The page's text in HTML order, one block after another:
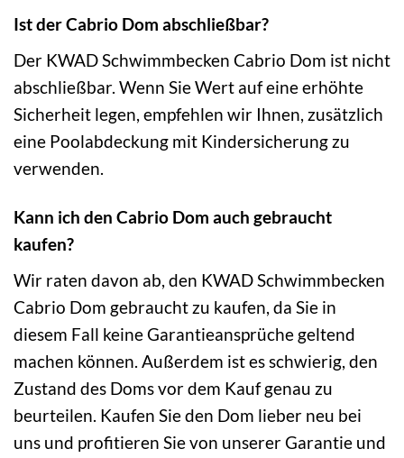
Ist der Cabrio Dom abschließbar?
Der KWAD Schwimmbecken Cabrio Dom ist nicht
abschließbar. Wenn Sie Wert auf eine erhöhte
Sicherheit legen, empfehlen wir Ihnen, zusätzlich
eine Poolabdeckung mit Kindersicherung zu
verwenden.
Kann ich den Cabrio Dom auch gebraucht
kaufen?
Wir raten davon ab, den KWAD Schwimmbecken
Cabrio Dom gebraucht zu kaufen, da Sie in
diesem Fall keine Garantieansprüche geltend
machen können. Außerdem ist es schwierig, den
Zustand des Doms vor dem Kauf genau zu
beurteilen. Kaufen Sie den Dom lieber neu bei
uns und profitieren Sie von unserer Garantie und